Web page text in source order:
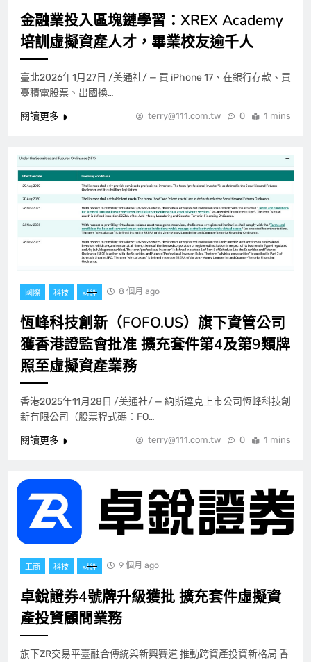
金融業投入區塊鏈學習：XREX Academy
培訓虛擬資產人才，畢業校友逾千人
臺北2026年1月27日 /美通社/ — 買 iPhone 17、在銀行存款、買
臺積電股票、出國換…
閱讀更多
terry@111.com.tw 0 1 mins
國際 科技 財經 8 個月 ago
恆峰科技創新（FOFO.US）旗下資管公司
獲香港證監會批准 擴充套件第4及第9類牌
照至虛擬資產業務
香港2025年11月28日 /美通社/ — 納斯達克上市公司恆峰科技創
新有限公司（股票程式碼：FO…
閱讀更多
terry@111.com.tw 0 1 mins
工商 科技 財經 9 個月 ago
卓銳證券4號牌升級獲批 擴充套件虛擬資
產投資顧問業務
旗下ZR交易平臺融合傳統與新興賽道 推動跨資產投資新格局 香